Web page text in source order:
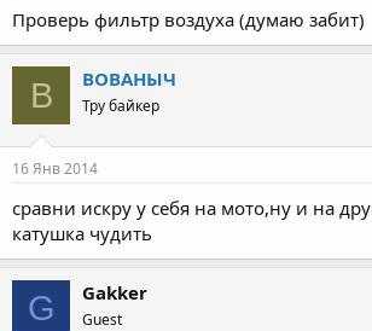
Проверь фильтр воздуха (думаю забит)
В ВОВАНЫЧ
Тру байкер
16 Янв 2014
сравни искру у себя на мото,ну и на
катушка чудить
G Gakker
Guest